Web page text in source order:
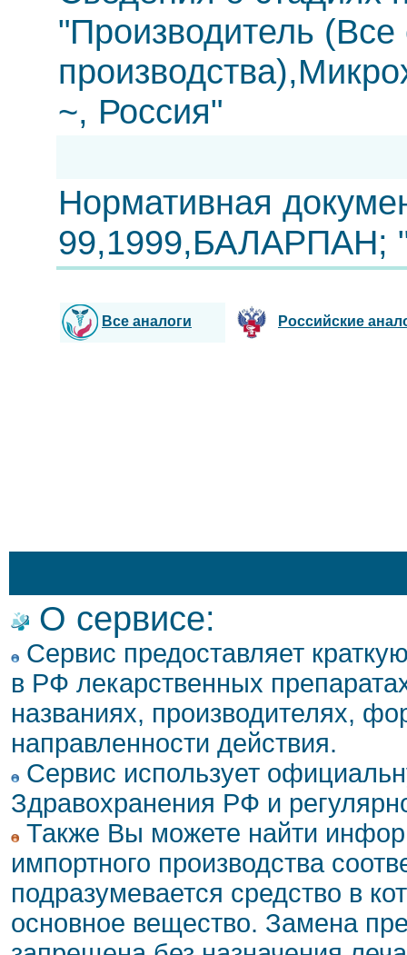
"Производитель (Все
~, Россия"
Нормативная
99,1999,БАЛАРПАН;
Все аналоги Российские
О сервисе:
Сервис предоставляет
в РФ лекарственных
названиях, производителях,
направленности действия.
Сервис использует
Здравохранения РФ и
Также Вы можете найти
импортного производства
подразумевается средство в
основное вещество. Замена